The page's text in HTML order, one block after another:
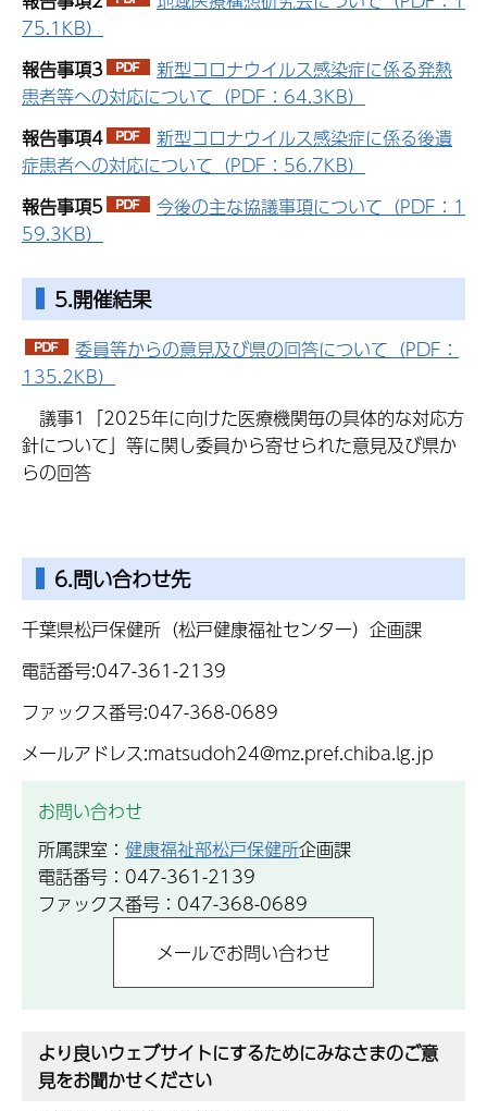
75.1KB）
報告事項3
新型コロナウイルス感染症に係る発熱
患者等への対応について（PDF：64.3KB）
報告事項4
新型コロナウイルス感染症に係る後遺
症患者への対応について（PDF：56.7KB）
報告事項5
今後の主な協議事項について（PDF：1
59.3KB）
5.開催結果
委員等からの意見及び県の回答について（PDF：
135.2KB）
議事1「2025年に向けた医療機関毎の具体的な対応方
針について」等に関し委員から寄せられた意見及び県か
らの回答
6.問い合わせ先
千葉県松戸保健所（松戸健康福祉センター）企画課
電話番号:047-361-2139
ファックス番号:047-368-0689
メールアドレス:matsudoh24@mz.pref.chiba.lg.jp
お問い合わせ
所属課室： 健康福祉部松戸保健所企画課
電話番号：047-361-2139
ファックス番号：047-368-0689
より良いウェブサイトにするためにみなさまのご意
見をお聞かせください